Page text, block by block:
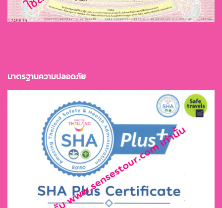
มาตรฐานความปลอดภัย